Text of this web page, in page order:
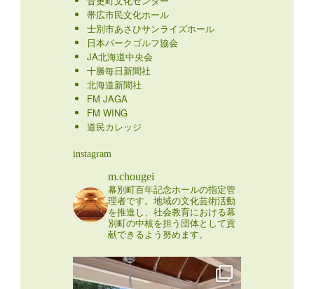
帯広市民文化ホール
士別市あさひサンライズホール
日本パークゴルフ協会
JA北海道中央会
十勝毎日新聞社
北海道新聞社
FM JAGA
FM WING
道民カレッジ
instagram
m.chougei
幕別町百年記念ホールの指定管
理者です。地域の文化芸術活動
を推進し、社会教育における幕
別町の中核を担う団体として貢
献できるよう努めます。